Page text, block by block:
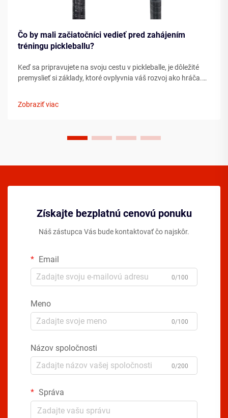
Čo by mali začiatočníci vedieť pred zahájením
tréningu pickleballu?
Keď sa pripravujete na svoju cestu v pickleballe, je dôležité
premyslieť si základy, ktoré ovplyvnia váš rozvoj ako hráča.
Zobraziť viac
Získajte bezplatnú cenovú ponuku
Náš zástupca Vás bude kontaktovať čo najskôr.
Email
0/100
Meno
0/100
Názov spoločnosti
0/200
Správa